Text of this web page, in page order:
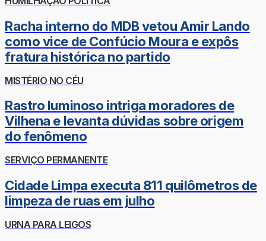
Racha interno do MDB vetou Amir Lando
como vice de Confúcio Moura e expôs
fratura histórica no partido
MISTÉRIO NO CÉU
Rastro luminoso intriga moradores de
Vilhena e levanta dúvidas sobre origem
do fenômeno
SERVIÇO PERMANENTE
Cidade Limpa executa 811 quilômetros de
limpeza de ruas em julho
URNA PARA LEIGOS